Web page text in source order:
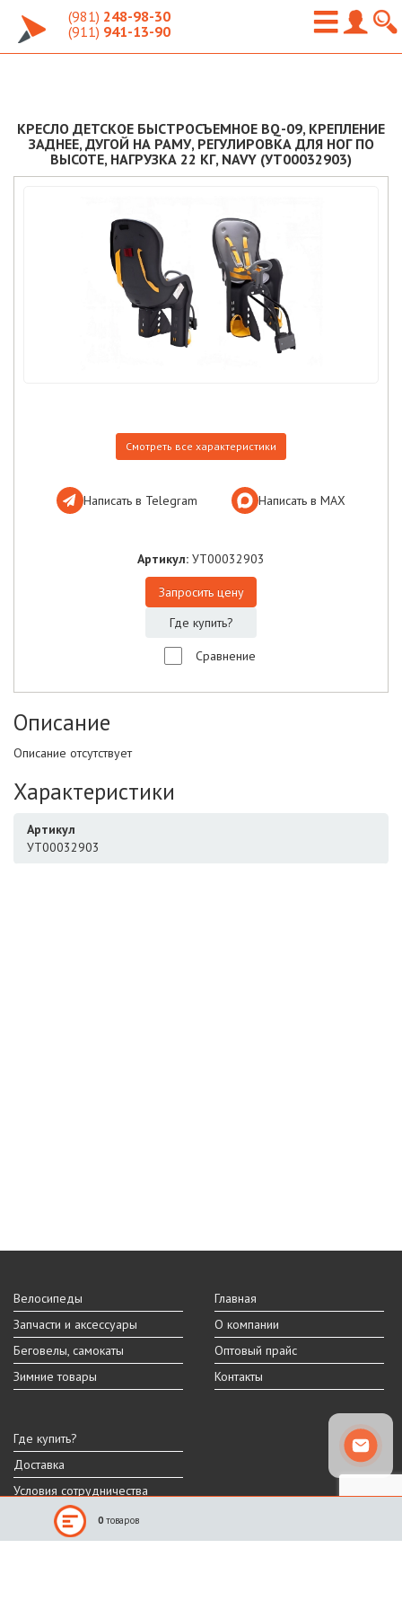
(981) 248-98-30
(911) 941-13-90
КРЕСЛО ДЕТСКОЕ БЫСТРОСЪЕМНОЕ BQ-09, КРЕПЛЕНИЕ
ЗАДНЕЕ, ДУГОЙ НА РАМУ, РЕГУЛИРОВКА ДЛЯ НОГ ПО
ВЫСОТЕ, НАГРУЗКА 22 КГ, NAVY (УТ00032903)
Смотреть все характеристики
Написать в Telegram Написать в МАХ
Артикул: УТ00032903
Запросить цену
Где купить?
Сравнение
Описание
Описание отсутствует
Характеристики
Артикул
УТ00032903
Велосипеды
Запчасти и аксессуары
Беговелы, самокаты
Зимние товары
Главная
О компании
Оптовый прайс
Контакты
Где купить?
Доставка
Условия сотрудничества
Реальный внешний вид и технические характеристики товара могут
0 товаров